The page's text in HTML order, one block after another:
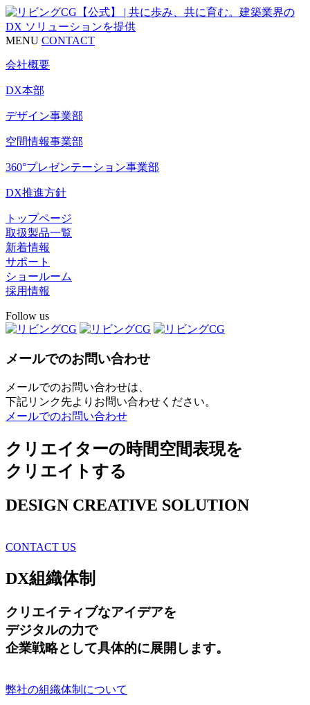
MENU CONTACT
会社概要
DX本部
デザイン事業部
空間情報事業部
360°プレゼンテーション事業部
DX推進方針
トップページ
取扱製品一覧
新着情報
サポート
ショールーム
採用情報
Follow us
メールでのお問い合わせ
メールでのお問い合わせは、
下記リンク先よりお問い合わせください。
メールでのお問い合わせ
クリエイターの時間空間表現を
クリエイトする
DESIGN CREATIVE SOLUTION
CONTACT US
DX組織体制
クリエイティブなアイデアを
デジタルの力で
企業戦略として具体的に展開します。
弊社の組織体制について